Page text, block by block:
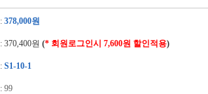
: 378,000원
: 370,400원 (* 회원로그인시 7,600원 할인적용)
: S1-10-1
: 99